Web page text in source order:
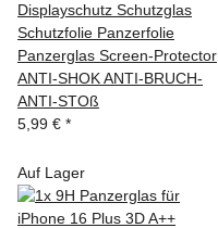
Displayschutz Schutzglas
Schutzfolie Panzerfolie
Panzerglas Screen-Protector
ANTI-SHOK ANTI-BRUCH-
ANTI-STOß
5,99 € *
Auf Lager